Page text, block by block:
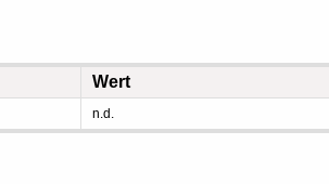
Wert
n.d.